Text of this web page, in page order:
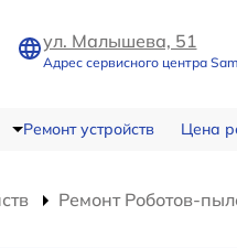
ул. Малышева, 51
Адрес сервисного центра
Ремонт устройств Цена
Ремонт Роботов-